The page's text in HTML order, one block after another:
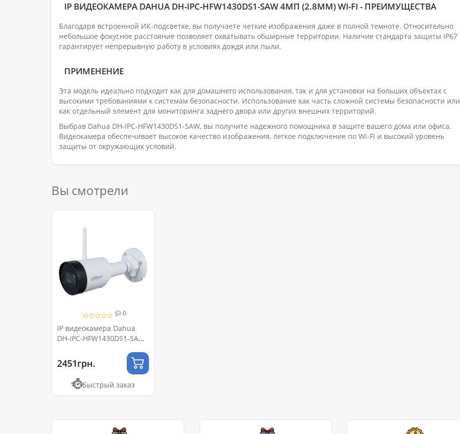
IP ВИДЕОКАМЕРА DAHUA DH-IPC-HFW1430DS1-SAW 4МП (2.8ММ) WI-FI - ПРЕИМУЩЕСТВА
Благодаря встроенной ИК-подсветке, вы получаете четкие изображения даже в полной темноте. Относительно
небольшое фокусное расстояние позволяет охватывать обширные территории. Наличие стандарта защиты IP67
гарантирует непрерывную работу в условиях дождя или пыли.
ПРИМЕНЕНИЕ
Эта модель идеально подходит как для домашнего использования, так и для установки на больших объектах с
высокими требованиями к системам безопасности. Использование как часть сложной системы безопасности или
как отдельный элемент для мониторинга заднего двора или других внешних территорий.
Выбрав Dahua DH-IPC-HFW1430DS1-SAW, вы получите надежного помощника в защите вашего дома или офиса.
Видеокамера обеспечивает высокое качество изображения, легкое подключение по Wi-Fi и высокий уровень
защиты от окружающих условий.
Вы смотрели
0
IP видеокамера Dahua
DH-IPC-HFW1430DS1-SAW
2451грн.
Быстрый заказ